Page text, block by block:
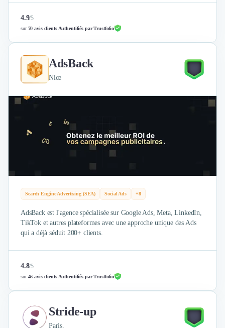
4.9/5
sur70 avis clients Authentifiés par Trustfolio
AdsBack
Nice
Search Engine Advertising (SEA) Social Ads +8
AdsBack est l'agence spécialisée sur Google Ads, Meta, LinkedIn,
TikTok et autres plateformes avec une approche unique des Ads
qui a déjà séduit 200+ clients.
4.8/5
sur46 avis clients Authentifiés par Trustfolio
Stride-up
Paris,